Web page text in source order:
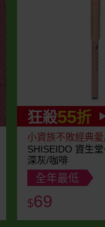
狂殺55折
小資族不敗經典
SHISEIDO 資生
深灰/咖啡
全年最低
$69